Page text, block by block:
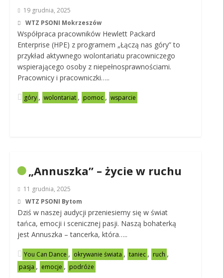
19 grudnia, 2025
WTZ PSONI Mokrzeszów
Współpraca pracowników Hewlett Packard
Enterprise (HPE) z programem „Łączą nas góry” to
przykład aktywnego wolontariatu pracowniczego
wspierającego osoby z niepełnosprawnościami.
Pracownicy i pracowniczki…..
góry , wolontariat , pomoc , wsparcie
„Annuszka” – życie w ruchu
11 grudnia, 2025
WTZ PSONI Bytom
Dziś w naszej audycji przeniesiemy się w świat
tańca, emocji i scenicznej pasji. Naszą bohaterką
jest Annuszka – tancerka, która…..
You Can Dance , okrywanie świata , taniec , ruch ,
pasja , emocje , podróże